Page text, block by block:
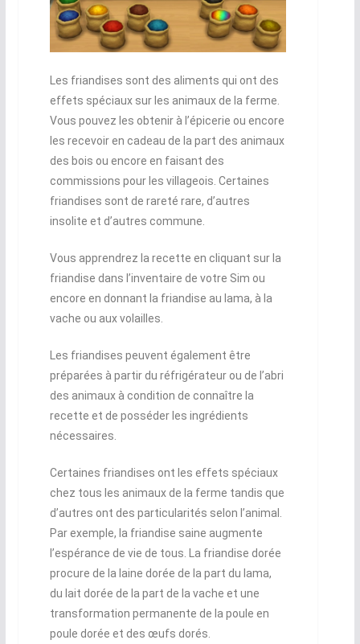
Les friandises sont des aliments qui ont des
effets spéciaux sur les animaux de la ferme.
Vous pouvez les obtenir à l’épicerie ou encore
les recevoir en cadeau de la part des animaux
des bois ou encore en faisant des
commissions pour les villageois. Certaines
friandises sont de rareté rare, d’autres
insolite et d’autres commune.
Vous apprendrez la recette en cliquant sur la
friandise dans l’inventaire de votre Sim ou
encore en donnant la friandise au lama, à la
vache ou aux volailles.
Les friandises peuvent également être
préparées à partir du réfrigérateur ou de l’abri
des animaux à condition de connaître la
recette et de posséder les ingrédients
nécessaires.
Certaines friandises ont les effets spéciaux
chez tous les animaux de la ferme tandis que
d’autres ont des particularités selon l’animal.
Par exemple, la friandise saine augmente
l’espérance de vie de tous. La friandise dorée
procure de la laine dorée de la part du lama,
du lait dorée de la part de la vache et une
transformation permanente de la poule en
poule dorée et des œufs dorés.